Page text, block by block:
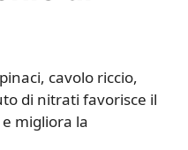
cavolo riccio,
di nitrati favorisce il
migliora la